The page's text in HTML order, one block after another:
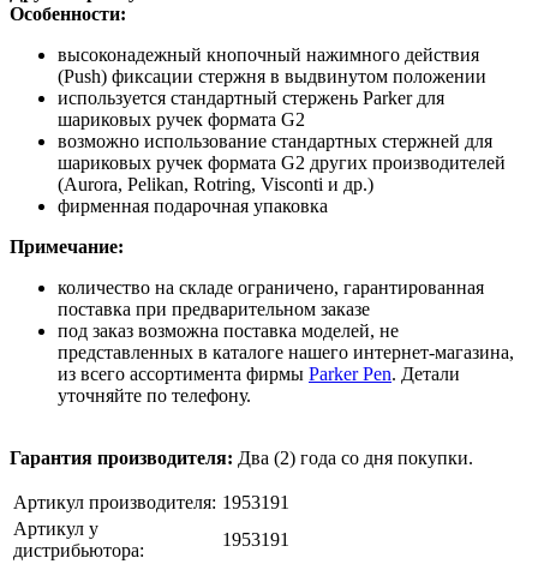
Особенности:
высоконадежный кнопочный нажимного действия
(Push) фиксации стержня в выдвинутом положении
используется стандартный стержень Parker для
шариковых ручек формата G2
возможно использование стандартных стержней для
шариковых ручек формата G2 других производителей
(Aurora, Pelikan, Rotring, Visconti и др.)
фирменная подарочная упаковка
Примечание:
количество на складе ограничено, гарантированная
поставка при предварительном заказе
под заказ возможна поставка моделей, не
представленных в каталоге нашего интернет-магазина,
из всего ассортимента фирмы Parker Pen. Детали
уточняйте по телефону.
Гарантия производителя: Два (2) года со дня покупки.
Артикул производителя: 1953191
Артикул у
дистрибьютора:
1953191